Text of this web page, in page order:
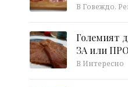
В Говеждо,
Големият
ЗА или
В Интересно